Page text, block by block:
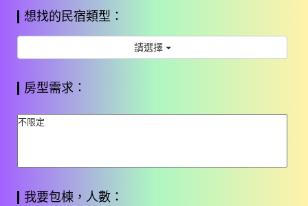
想找的民宿類型：
請選擇
房型需求：
我要包棟，人數：